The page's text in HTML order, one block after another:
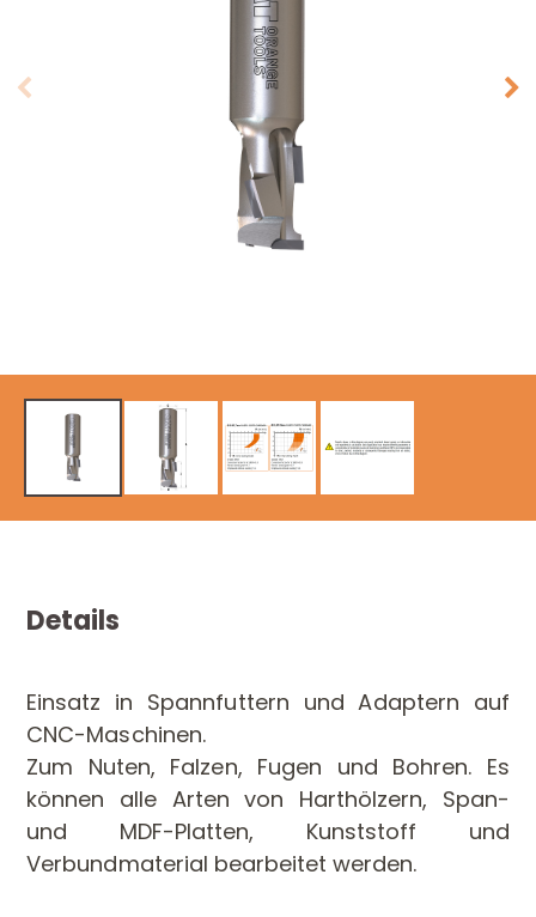
Details
Einsatz in Spannfuttern und Adaptern auf
CNC-Maschinen.
Zum Nuten, Falzen, Fugen und Bohren. Es
können alle Arten von Harthölzern, Span-
und MDF-Platten, Kunststoff und
Verbundmaterial bearbeitet werden.